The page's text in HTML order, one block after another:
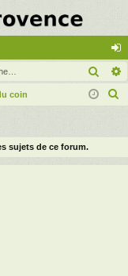
on
ne
coin
e
sujets de ce forum.